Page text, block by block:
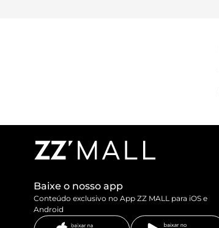
Baixe o nosso app
Conteúdo exclusivo no App ZZ MALL para iOS e
Android